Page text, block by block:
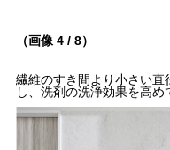
（画像 4 / 8）
繊維のすき間より小さい
し、洗剤の洗浄効果を高